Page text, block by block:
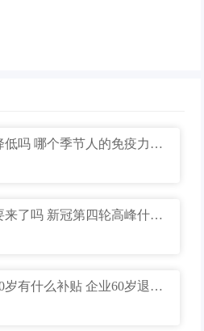
换季免疫力会降低吗 哪个季节人的免疫力最低
新冠高峰真的要来了吗 新冠第四轮高峰什么时候
企业退休人员60岁有什么补贴 企业60岁退休补贴标准